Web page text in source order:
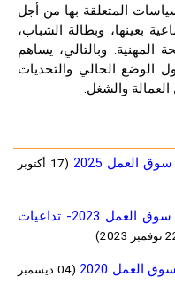
المتعلقة بها من أجل
بعينها، وبطالة الشباب،
المهنية. وبالتالي، يساهم
الحالي والتحديات
والشغل.
2025
(17 أكتوبر
تقرير منظمة التعاون الإسلامي حول سوق العمل 2023- تداعيات
2020
(04 ديسمبر